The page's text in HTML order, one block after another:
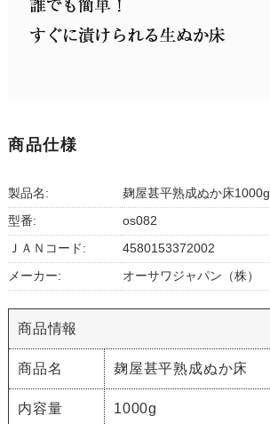
商品仕様
製品名: 麹屋甚平熟成ぬか床1000g
型番: os082
ＪＡＮコード: 4580153372002
メーカー: オーサワジャパン（株）
商品情報
商品名 麹屋甚平熟成ぬか床
内容量 1000g